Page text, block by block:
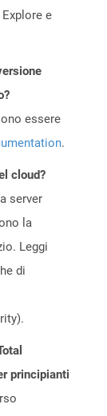
e
essere
.
cloud?
server
la
Leggi
di
principianti